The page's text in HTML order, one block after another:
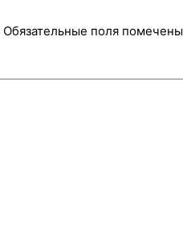
Обязательные поля помечены